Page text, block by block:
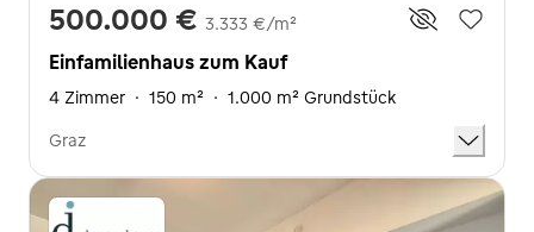
500.000 € 3.333 €/m²
Einfamilienhaus zum Kauf
4 Zimmer · 150 m² · 1.000 m² Grundstück
Graz